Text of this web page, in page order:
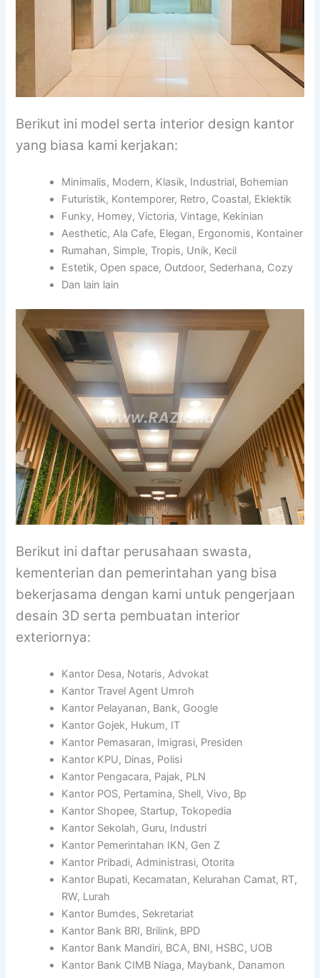
Berikut ini model serta interior design kantor
yang biasa kami kerjakan:
Minimalis, Modern, Klasik, Industrial, Bohemian
Futuristik, Kontemporer, Retro, Coastal, Eklektik
Funky, Homey, Victoria, Vintage, Kekinian
Aesthetic, Ala Cafe, Elegan, Ergonomis, Kontainer
Rumahan, Simple, Tropis, Unik, Kecil
Estetik, Open space, Outdoor, Sederhana, Cozy
Dan lain lain
Berikut ini daftar perusahaan swasta,
kementerian dan pemerintahan yang bisa
bekerjasama dengan kami untuk pengerjaan
desain 3D serta pembuatan interior
exteriornya:
Kantor Desa, Notaris, Advokat
Kantor Travel Agent Umroh
Kantor Pelayanan, Bank, Google
Kantor Gojek, Hukum, IT
Kantor Pemasaran, Imigrasi, Presiden
Kantor KPU, Dinas, Polisi
Kantor Pengacara, Pajak, PLN
Kantor POS, Pertamina, Shell, Vivo, Bp
Kantor Shopee, Startup, Tokopedia
Kantor Sekolah, Guru, Industri
Kantor Pemerintahan IKN, Gen Z
Kantor Pribadi, Administrasi, Otorita
Kantor Bupati, Kecamatan, Kelurahan Camat, RT,
RW, Lurah
Kantor Bumdes, Sekretariat
Kantor Bank BRI, Brilink, BPD
Kantor Bank Mandiri, BCA, BNI, HSBC, UOB
Kantor Bank CIMB Niaga, Maybank, Danamon